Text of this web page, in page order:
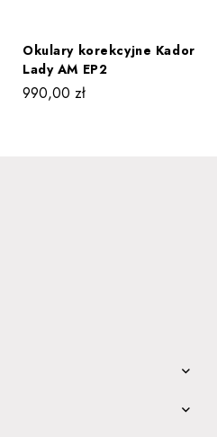
Okulary korekcyjne Kador
Lady AM EP2
990,00 zł